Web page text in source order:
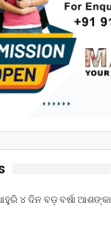
୪ ଦିନ ବଡ଼ ବର୍ଷା ଆଶଙ୍କା